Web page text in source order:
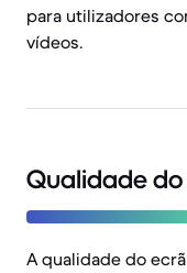
para utilizadores
vídeos.
Qualidade
A qualidade do